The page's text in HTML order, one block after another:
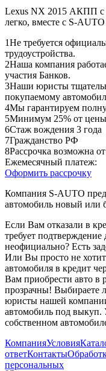
Lexus NX 2015 АКПП с
легко, вместе с S-AUTO
1Не требуется
трудоустройства.
2Наша компания
участия Банков.
3Наши юристы
покупаемому
4Мы гарантируем
5Минимум 25% от цены
6Стаж вождения 3 года
7Гражданство РФ
8Рассрочка возможна
Ежемесячный платеж:
Оформить рассрочку
Компания S-AUTO
автомобиль новый или
Если Вам отказали в
требует
неофициально? Есть
Или Вы просто не
автомобиля в кредит
Вам приобрести авто в
прозрачны! Выбираете
юристы нашей
автомобиль под выкуп.
собственном
КомпанияУсловия
ответКонтакты
персональных